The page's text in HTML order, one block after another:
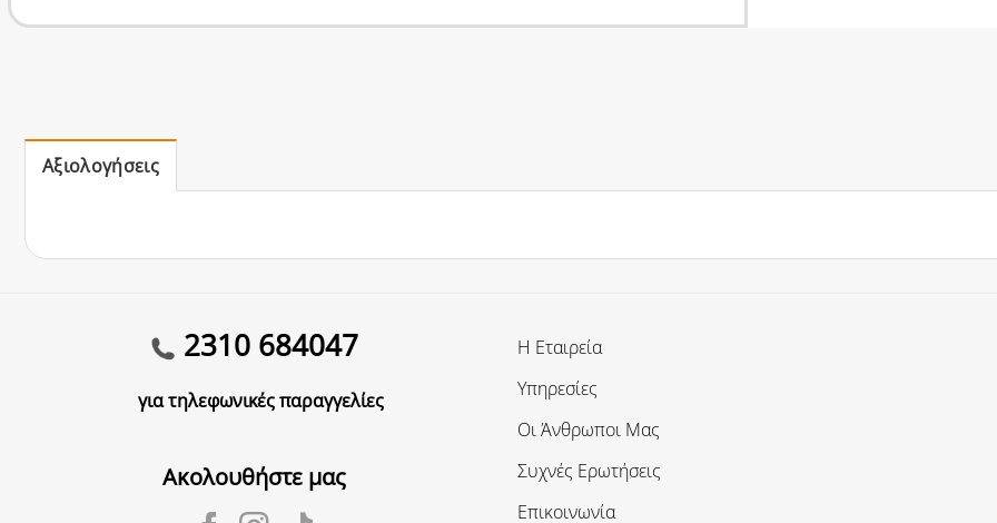
Αξιολογήσεις
2310 684047
για τηλεφωνικές παραγγελίες
Ακολουθήστε μας
Η Εταιρεία
Υπηρεσίες
Οι Άνθρωποι Μας
Συχνές Ερωτήσεις
Επικοινωνία